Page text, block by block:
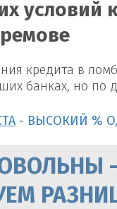
условий
кредита в
банках, но по
- ВЫСОКИЙ %